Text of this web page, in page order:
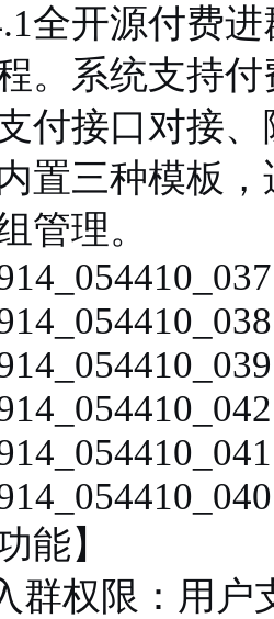
全开源付费
。系统支持
付接口对接
置三种模板
管理。
能】
群权限：用